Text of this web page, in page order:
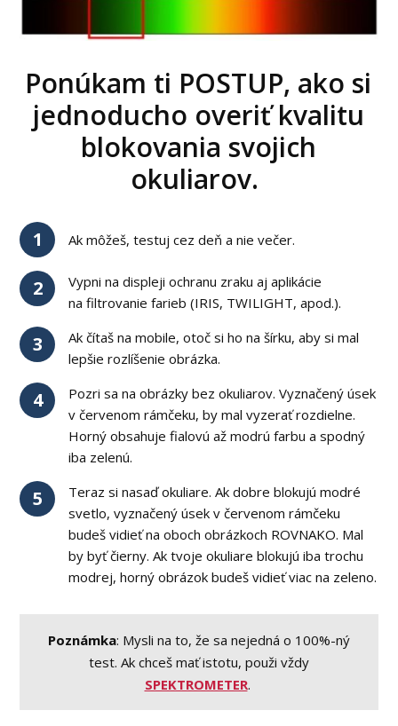
Ponúkam ti POSTUP, ako si
jednoducho overiť kvalitu
blokovania svojich
okuliarov.
1 Ak môžeš, testuj cez deň a nie večer.
2
Vypni na displeji ochranu zraku aj aplikácie
na filtrovanie farieb (IRIS, TWILIGHT, apod.).
3
Ak čítaš na mobile, otoč si ho na šírku, aby si mal
lepšie rozlíšenie obrázka.
4
Pozri sa na obrázky bez okuliarov. Vyznačený úsek
v červenom rámčeku, by mal vyzerať rozdielne.
Horný obsahuje fialovú až modrú farbu a spodný
iba zelenú.
5
Teraz si nasaď okuliare. Ak dobre blokujú modré
svetlo, vyznačený úsek v červenom rámčeku
budeš vidieť na oboch obrázkoch ROVNAKO. Mal
by byť čierny. Ak tvoje okuliare blokujú iba trochu
modrej, horný obrázok budeš vidieť viac na zeleno.
Poznámka: Mysli na to, že sa nejedná o 100%-ný
test. Ak chceš mať istotu, použi vždy
SPEKTROMETER.